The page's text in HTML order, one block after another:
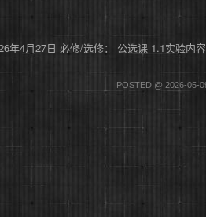
4月27日 必修/选修： 公选课 1.1实验内
POSTED @ 2026-05-